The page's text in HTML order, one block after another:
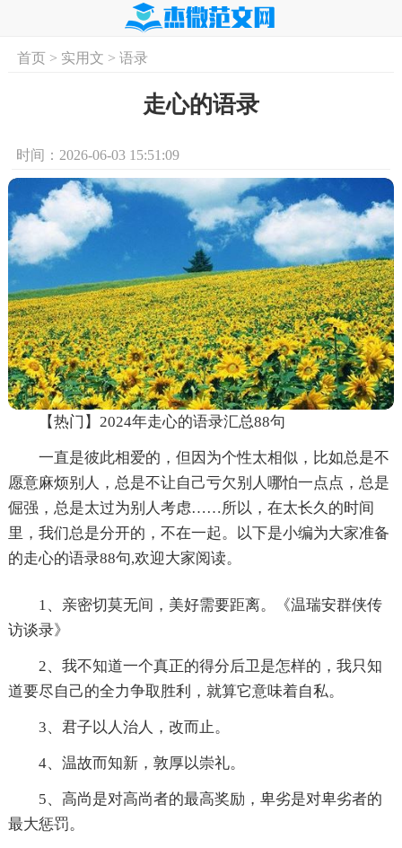
首页 实用文
首页> 实用文 > 语录
走心的语录
时间：2026-06-03 15:51:09
【热门】2024年走心的语录汇总88句
一直是彼此相爱的，但因为个性太相似，比如总是不
愿意麻烦别人，总是不让自己亏欠别人哪怕一点点，总是
倔强，总是太过为别人考虑……所以，在太长久的时间
里，我们总是分开的，不在一起。以下是小编为大家准备
的走心的语录88句,欢迎大家阅读。
1、亲密切莫无间，美好需要距离。《温瑞安群侠传
访谈录》
2、我不知道一个真正的得分后卫是怎样的，我只知
道要尽自己的全力争取胜利，就算它意味着自私。
3、君子以人治人，改而止。
4、温故而知新，敦厚以崇礼。
5、高尚是对高尚者的最高奖励，卑劣是对卑劣者的
最大惩罚。